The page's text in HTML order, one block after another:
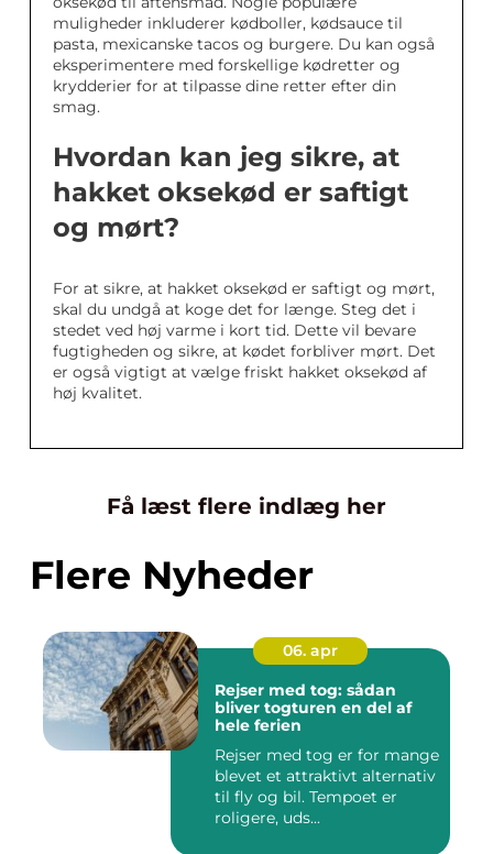
muligheder inkluderer kødboller, kødsauce til
pasta, mexicanske tacos og burgere. Du kan også
eksperimentere med forskellige kødretter og
krydderier for at tilpasse dine retter efter din
smag.
Hvordan kan jeg sikre, at
hakket oksekød er saftigt
og mørt?
For at sikre, at hakket oksekød er saftigt og mørt,
skal du undgå at koge det for længe. Steg det i
stedet ved høj varme i kort tid. Dette vil bevare
fugtigheden og sikre, at kødet forbliver mørt. Det
er også vigtigt at vælge friskt hakket oksekød af
høj kvalitet.
Få læst flere indlæg her
Flere Nyheder
06. apr
Rejser med tog: sådan
bliver togturen en del af
hele ferien
Rejser med tog er for mange
blevet et attraktivt alternativ
til fly og bil. Tempoet er
roligere, uds...